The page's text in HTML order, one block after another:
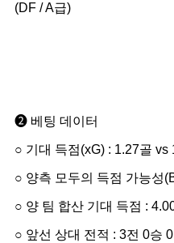
(DF / A급)
➋ 베팅 데이터
○ 기대 득점(xG) : 1.27골 vs
○ 양측 모두의 득점 가능성
○ 양 팀 합산 기대 득점 :
○ 앞선 상대 전적 : 3전 0승